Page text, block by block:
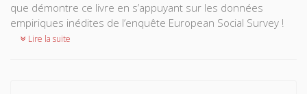
que démontre ce livre en s’appuyant sur les données
empiriques inédites de l’enquête European Social Survey !
Lire la suite